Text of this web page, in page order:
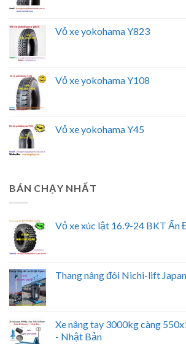
Vỏ xe yokohama Y823
Vỏ xe yokohama Y108
Vỏ xe yokohama Y45
BÁN CHẠY NHẤT
Vỏ xe xúc lật 16.9-24 BKT Ấn
Thang nâng đôi Nichi-lift Japan
Xe nâng tay 3000kg càng
- Nhật Bản